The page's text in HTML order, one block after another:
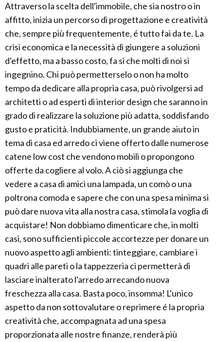
Attraverso la scelta dell'immobile, che sia nostro o in
affitto, inizia un percorso di progettazione e creatività
che, sempre più frequentemente, é tutto fai da te. La
crisi economica e la necessità di giungere a soluzioni
d'effetto, ma a basso costo, fa si che molti di noi si
ingegnino. Chi può permetterselo o non ha molto
tempo da dedicare alla propria casa, può rivolgersi ad
architetti o ad esperti di interior design che saranno in
grado di realizzare la soluzione più adatta, soddisfando
gusto e praticità. Indubbiamente, un grande aiuto in
tema di casa ed arredo ci viene offerto dalle numerose
catene low cost che vendono mobili o propongono
offerte da cogliere al volo. A ciò si aggiunga che
vedere a casa di amici una lampada, un comò o una
poltrona comoda e sapere che con una spesa minima si
può dare nuova vita alla nostra casa, stimola la voglia di
acquistare! Non dobbiamo dimenticare che, in molti
casi, sono sufficienti piccole accortezze per donare un
nuovo aspetto agli ambienti: tinteggiare, cambiare i
quadri alle pareti o la tappezzeria ci permetterà di
lasciare inalterato l'arredo arrecando nuova
freschezza alla casa. Basta poco, insomma! L'unico
aspetto da non sottovalutare o reprimere é la propria
creatività che, accompagnata ad una spesa
proporzionata alle nostre finanze, renderà più